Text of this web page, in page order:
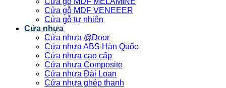
Cửa gỗ MDF VENEEER
Cửa gỗ tự nhiên
Cửa nhựa
Cửa nhựa @Door
Cửa nhựa ABS Hàn Quốc
Cửa nhựa cao cấp
Cửa nhựa Composite
Cửa nhựa Đài Loan
Cửa nhựa ghép thanh